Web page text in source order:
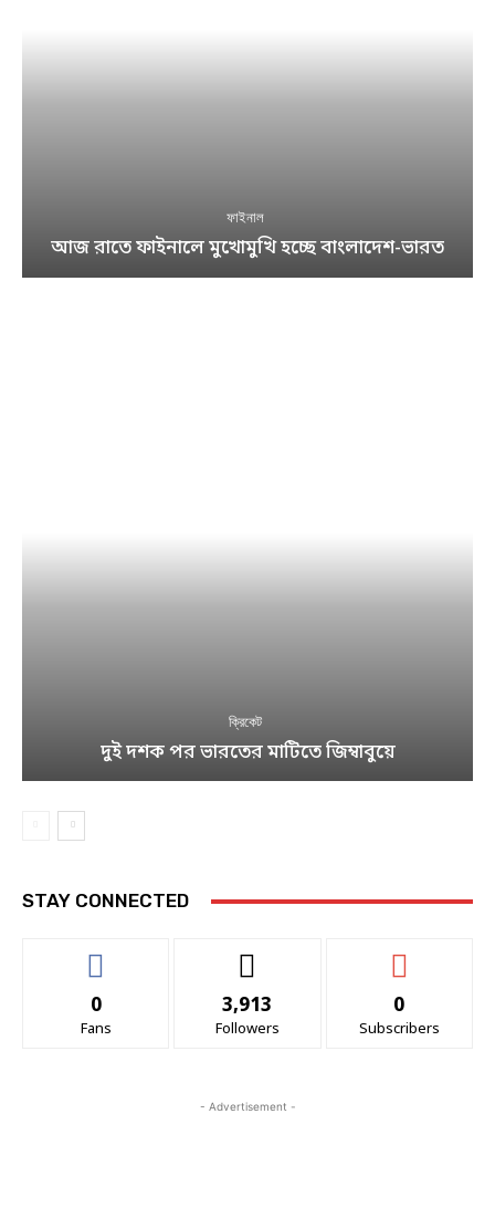
ফাইনাল
আজ রাতে ফাইনালে মুখোমুখি হচ্ছে বাংলাদেশ-ভারত
ক্রিকেট
দুই দশক পর ভারতের মাটিতে জিম্বাবুয়ে
STAY CONNECTED
0
Fans
3,913
Followers
0
Subscribers
- Advertisement -